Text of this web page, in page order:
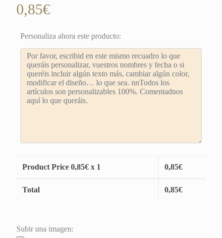
0,85€
Personaliza ahora este producto:
Product Price 0,85€ x 1 0,85€
Total 0,85€
Subir una imagen: